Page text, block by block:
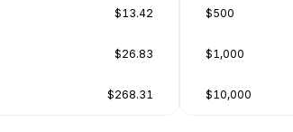
$13.42
$26.83
$268.31
$500
$1,000
$10,000